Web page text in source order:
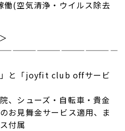
(空気清浄・ウイルス除去
と「joyfit club offサービ
、シューズ・自転車・貴金
お見舞金サービス適用、ま
付属